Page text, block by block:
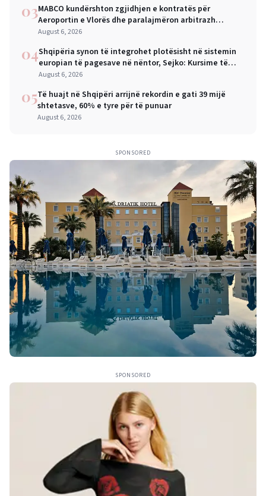
03MABCO kundërshton zgjidhjen e kontratës për
Aeroportin e Vlorës dhe paralajmëron arbitrazh
ndërkombëtar
August 6, 2026
04Shqipëria synon të integrohet plotësisht në sistemin
europian të pagesave në nëntor, Sejko: Kursime të
mëdha për qytetarët dhe bizneset
August 6, 2026
05Të huajt në Shqipëri arrijnë rekordin e gati 39 mijë
shtetasve, 60% e tyre për të punuar
August 6, 2026
SPONSORED
SPONSORED